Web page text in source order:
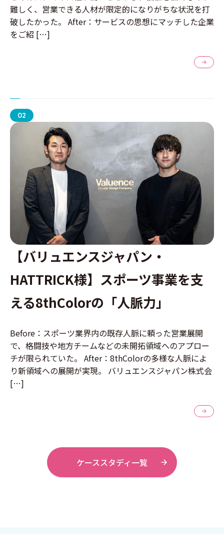
難しく、営業できる人材が限定的になりがちな状況を打
破したかった。 After：サービスの思想にマッチした企業
をご紹 […]
02
【バリュエンスジャパン・
HATTRICK様】スポーツ事業を支
える8thColorの「人脈力」
Before：スポーツ業界内の既存人脈に頼った営業展開
で、格闘技や地方チームなどの未開拓領域へのアプロー
チが限られていた。 After：8thColorの多様な人脈によ
り新領域への展開が実現。 バリュエンスジャパン株式会
[…]
ケーススタディ一覧